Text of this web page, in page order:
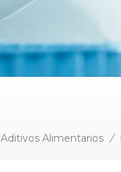
Aditivos Alimentarios /